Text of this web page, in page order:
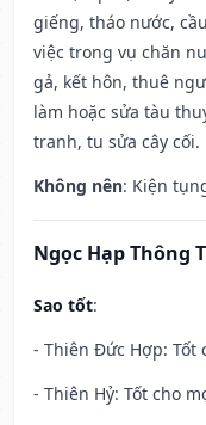
giếng, tháo nước,
việc trong vụ chăn
gả, kết hôn, thuê
làm hoặc sửa tàu
tranh, tu sửa cây cối.
Không nên: Kiện
Ngọc Hạp Thông
Sao tốt:
- Thiên Đức Hợp: Tốt
- Thiên Hỷ: Tốt cho